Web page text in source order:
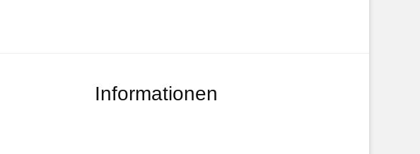
Informationen